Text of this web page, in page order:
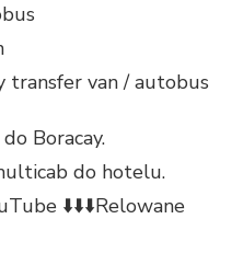
transfer van / autobus
Boracay.
do hotelu.
⬇️⬇️⬇️Relowane